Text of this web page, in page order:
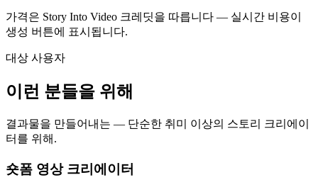
가격은 Story Into Video 크레딧을 따릅니다 — 실시간 비용이
생성 버튼에 표시됩니다.
대상 사용자
이런 분들을 위해
결과물을 만들어내는 — 단순한 취미 이상의 스토리 크리에이
터를 위해.
숏폼 영상 크리에이터